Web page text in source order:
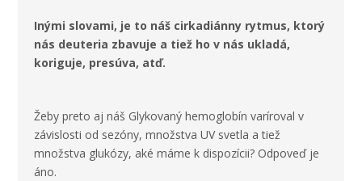
Inými slovami, je to náš cirkadiánny rytmus, ktorý
nás deuteria zbavuje a tiež ho v nás ukladá,
koriguje, presúva, atď.
Žeby preto aj náš Glykovaný hemoglobín varíroval v
závislosti od sezóny, množstva UV svetla a tiež
množstva glukózy, aké máme k dispozícii? Odpoveď je
áno.